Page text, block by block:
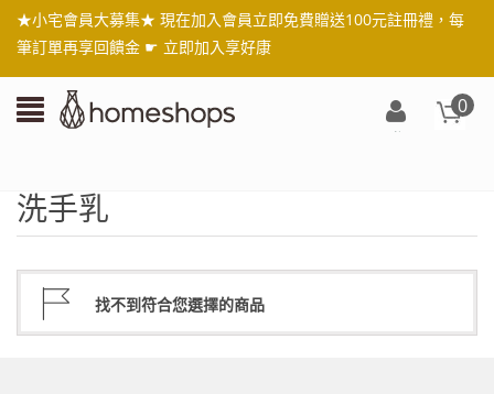
★小宅會員大募集★ 現在加入會員立即免費贈送100元註冊禮，每
筆訂單再享回饋金 ☛ 立即加入享好康
0
洗手乳
找不到符合您選擇的商品